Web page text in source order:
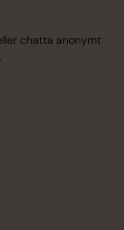
chatta anonymt